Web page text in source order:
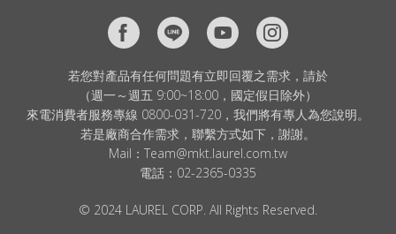
若您對產品有任何問題有立即回覆之需求，請於
（週一～週五 9:00~18:00，國定假日除外）
來電消費者服務專線 0800-031-720，我們將有專人為您說明。
若是廠商合作需求，聯繫方式如下，謝謝。
Mail： Team@mkt.laurel.com.tw
電話： 02-2365-0335
© 2024 LAUREL CORP. All Rights Reserved.